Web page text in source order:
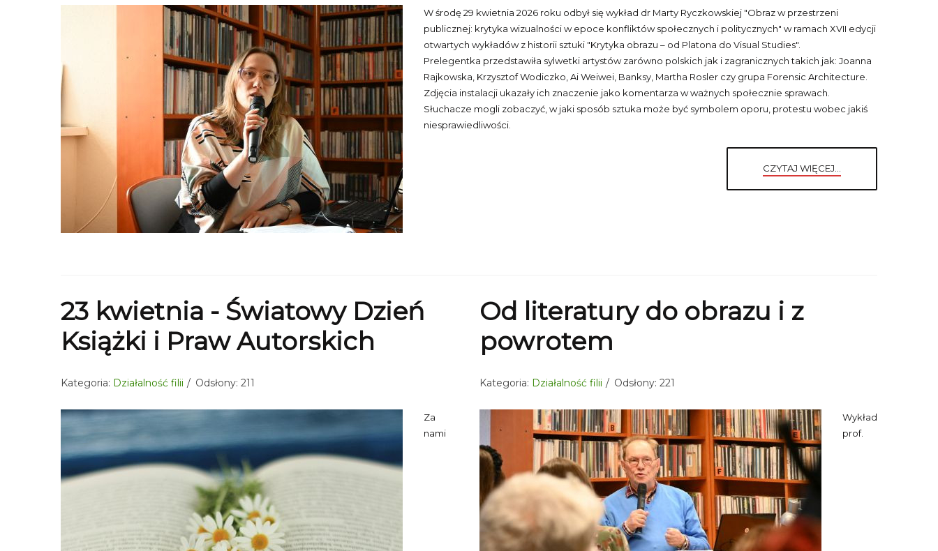
W środę 29 kwietnia 2026 roku odbył się wykład dr Marty Ryczkowskiej "Obraz w przestrzeni
publicznej: krytyka wizualności w epoce konfliktów społecznych i politycznych" w ramach XVII edycji
otwartych wykładów z historii sztuki "Krytyka obrazu – od Platona do Visual Studies".
Prelegentka przedstawiła sylwetki artystów zarówno polskich jak i zagranicznych takich jak: Joanna
Rajkowska, Krzysztof Wodiczko, Ai Weiwei, Banksy, Martha Rosler czy grupa Forensic Architecture.
Zdjęcia instalacji ukazały ich znaczenie jako komentarza w ważnych społecznie sprawach.
Słuchacze mogli zobaczyć, w jaki sposób sztuka może być symbolem oporu, protestu wobec jakiś
niesprawiedliwości.
CZYTAJ WIĘCEJ...
23 kwietnia - Światowy Dzień
Książki i Praw Autorskich
Kategoria: Działalność filii Odsłony: 211
Za
nami
Od literatury do obrazu i z
powrotem
Kategoria: Działalność filii Odsłony: 221
Wykład
prof.